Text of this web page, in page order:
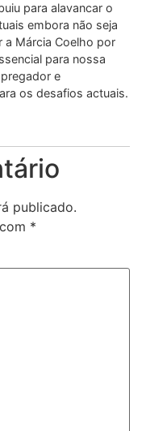
para alavancar o
embora não seja
a Márcia Coelho por
para nossa
e
os desafios actuais.
publicado.
*